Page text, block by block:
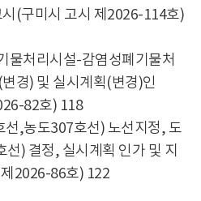
(구미시 고시 제2026-114호)
물처리시설-감염성폐기물처
경) 및 실시계획(변경)인
82호) 118
,농도307호선) 노선지정, 도
) 결정, 실시계획 인가 및 지
2026-86호) 122